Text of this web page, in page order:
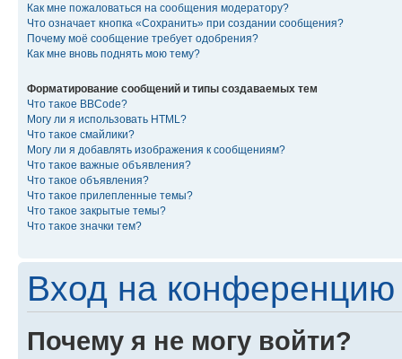
Как мне пожаловаться на сообщения модератору?
Что означает кнопка «Сохранить» при создании сообщения?
Почему моё сообщение требует одобрения?
Как мне вновь поднять мою тему?
Форматирование сообщений и типы создаваемых тем
Что такое BBCode?
Могу ли я использовать HTML?
Что такое смайлики?
Могу ли я добавлять изображения к сообщениям?
Что такое важные объявления?
Что такое объявления?
Что такое прилепленные темы?
Что такое закрытые темы?
Что такое значки тем?
Вход на конференцию
Почему я не могу войти?